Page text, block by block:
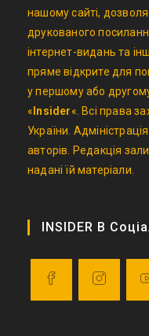
нашому сайті,
друкованого
інтернет-видань та
пряме відкрите для
у першому або
« Insider«. Всі права
України.
авторів. Редакція
надані їй матеріали.
INSIDER В